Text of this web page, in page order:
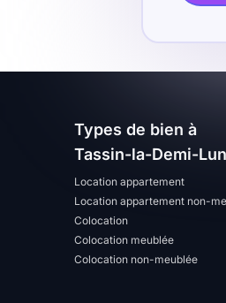
chambres
disponibles
Espaces additionnels
Types de bien à
Tassin-la-Demi-
Location appartement
Location appartement non-
Colocation
Colocation meublée
Colocation non-meublée